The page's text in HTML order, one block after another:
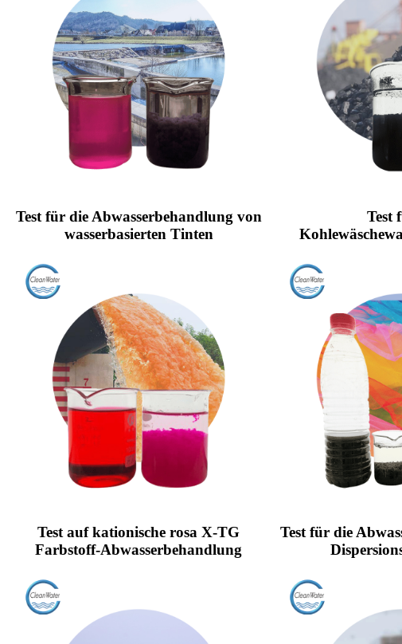
Test für die Abwasserbehandlung von
wasserbasierten Tinten
Test
Test auf kationische rosa X-TG
Farbstoff-Abwasserbehandlung
Test für die